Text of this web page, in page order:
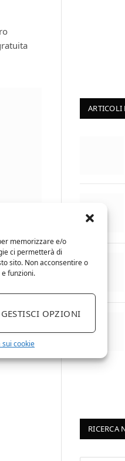
memorizzare e/o
ci permetterà di
sito. Non acconsentire o
funzioni.
GESTISCI OPZIONI
cookie
Per
ARTICOLI
RICERCA